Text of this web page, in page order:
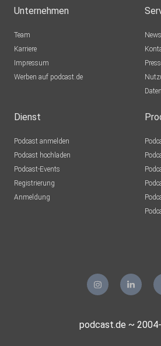
Unternehmen
Team
Karriere
Impressum
Werben auf podcast.de
Dienst
Podcast anmelden
Podcast hochladen
Podcast-Events
Registrierung
Anmeldung
podcast.de ~